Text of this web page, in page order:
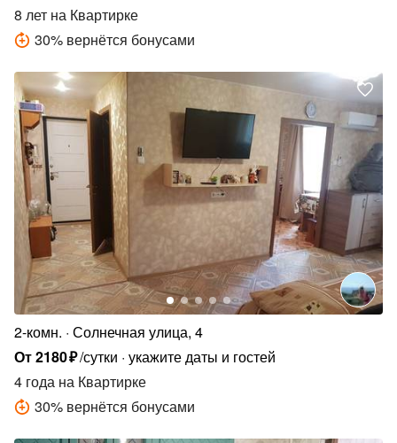
8 лет на Квартирке
30% вернётся бонусами
2-комн. Солнечная улица, 4
От2180₽/сутки укажите даты и гостей
4 года на Квартирке
30% вернётся бонусами